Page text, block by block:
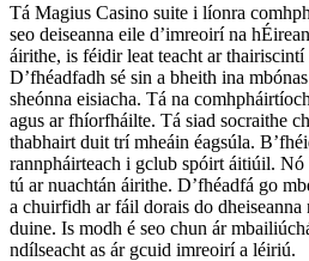
Tá Magius Casino suite i líonra
seo deiseanna eile d’imreoirí na
áirithe, is féidir leat teacht ar
D’fhéadfadh sé sin a bheith ina
sheónna eisiacha. Tá na
agus ar fhíorfháilte. Tá siad socraithe
thabhairt duit trí mheáin éagsúla.
rannpháirteach i gclub spóirt áitiúil. Nó
tú ar nuachtán áirithe. D’fhéadfá go
a chuirfidh ar fáil dorais do
duine. Is modh é seo chun ár
ndílseacht as ár gcuid imreoirí a léiriú.